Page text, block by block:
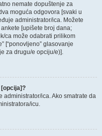
nemate dopuštenje za
moguća odgovora [svaki u
administrator/ica. Možete
[upišete broj dana;
ca može odabrati prilikom
[“ponovljeno” glasovanje
za drugu/e opciju/e)].
[opcija]?
administrator/ica. Ako smatrate da
icu.